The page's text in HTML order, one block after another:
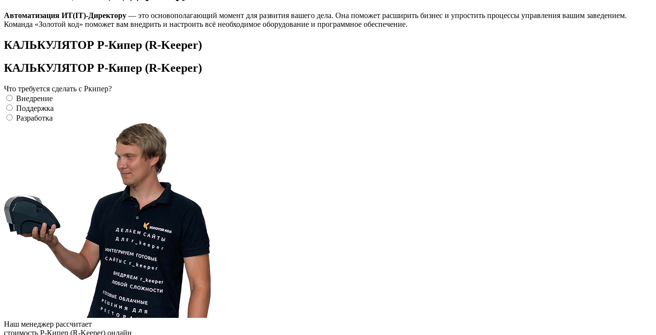
Автоматизация ИТ(IT)-Директору — это основополагающий момент для развития вашего дела. Она поможет расширить бизнес и упростить процессы управления вашим заведением.
Команда «Золотой код» поможет вам внедрить и настроить всё необходимое оборудование и программное обеспечение.
КАЛЬКУЛЯТОР Р-Кипер (R-Keeper)
КАЛЬКУЛЯТОР Р-Кипер (R-Keeper)
Что требуется сделать с Ркипер?
Внедрение
Поддержка
Разработка
Наш менеджер рассчитает
стоимость Р-Кипер (R-Keeper) онлайн